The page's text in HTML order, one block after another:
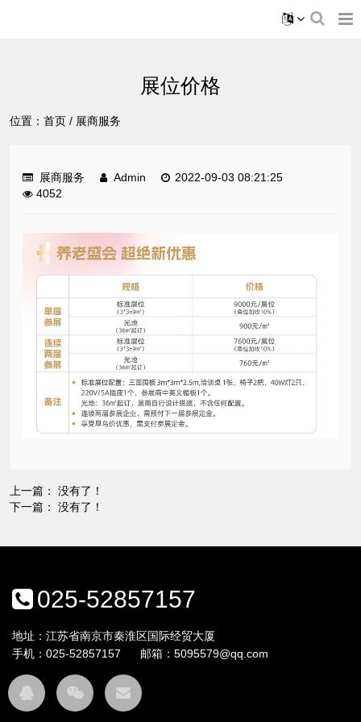
展位价格
位置： 首页 / 展商服务
展商服务 Admin
2022-09-03 08:21:25
4052
上一篇： 没有了！
下一篇： 没有了！
025-52857157
地址：江苏省南京市秦淮区国际经贸大厦
手机： 025-52857157 邮箱： 5095579@qq.com